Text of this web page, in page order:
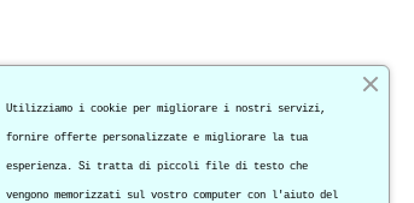
by treesse elettronica
Coppino, 96/E
TORINO
Utilizziamo i cookie per migliorare i nostri servizi,
fornire offerte personalizzate e migliorare la tua
esperienza. Si tratta di piccoli file di testo che
vengono memorizzati sul vostro computer con l'aiuto del